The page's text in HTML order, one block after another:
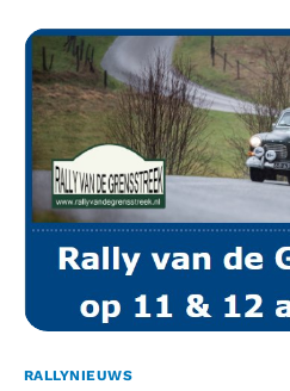
RALLYNIEUWS